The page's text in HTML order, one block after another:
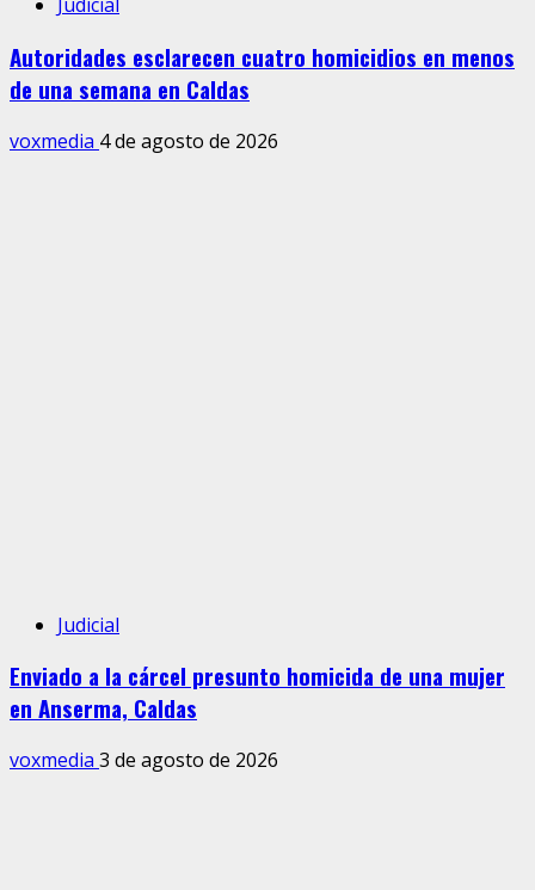
Autoridades esclarecen cuatro homicidios en menos
de una semana en Caldas
voxmedia 4 de agosto de 2026
Judicial
Enviado a la cárcel presunto homicida de una mujer
en Anserma, Caldas
voxmedia 3 de agosto de 2026